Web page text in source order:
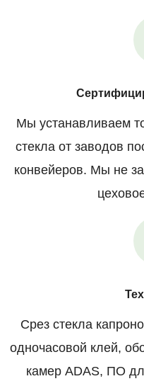
Мы устанавливаем
стекла от заводов
конвейеров. Мы не
Срез стекла
одночасовой клей,
камер ADAS, ПО